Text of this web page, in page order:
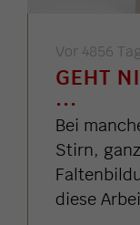
Vor 4856
GEHT
...
Bei
Stirn,
diese